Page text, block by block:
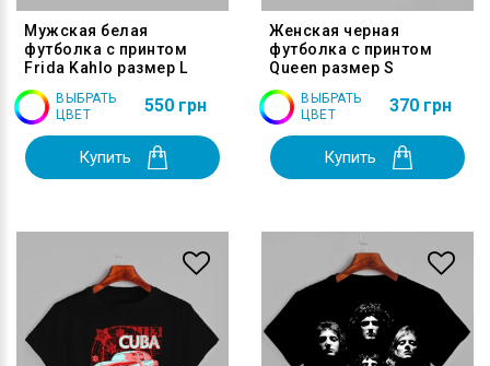
Мужская белая
футболка с принтом
Frida Kahlo размер L
ВЫБРАТЬ
ЦВЕТ
550 грн
Купить
Женская черная
футболка с принтом
Queen размер S
ВЫБРАТЬ
ЦВЕТ
370 грн
Купить